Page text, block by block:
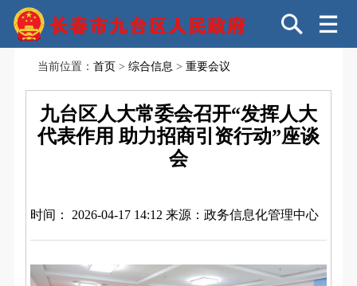
当前位置：首页 >综合信息 >重要会议
九台区人大常委会召开“发挥人大
代表作用 助力招商引资行动”座谈
会
时间： 2026-04-17 14:12来源：政务信息化管理中心